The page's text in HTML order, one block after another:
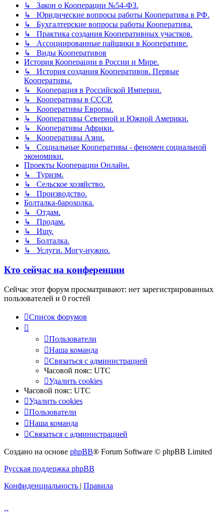
↳ Закон о Кооперации №54-ФЗ.
↳ Юридические вопросы работы Кооператива в РФ.
↳ Бухгалтерские вопросы работы Кооператива.
↳ Практика создания Кооперативных участков.
↳ Ассоциированные пайщики в Кооперативе.
↳ Виды Кооперативов
История Кооперации в России и Мире.
↳ История создания Кооперативов. Первые
Кооперативы.
↳ Кооперация в Российской Империи.
↳ Кооперативы в СССР.
↳ Кооперативы Европы.
↳ Кооперативы Северной и Южной Америки.
↳ Кооперативы Африки.
↳ Кооперативы Азии.
↳ Социальные Кооперативы - феномен социальной
экономики.
Проекты Кооперации Онлайн.
↳ Туризм.
↳ Сельское хозяйство.
↳ Производство.
Болталка-барохолка.
↳ Отдам.
↳ Продам.
↳ Ищу.
↳ Болталка.
↳ Услуги. Могу-нужно.
Кто сейчас на конференции
Сейчас этот форум просматривают: нет зарегистрированных
пользователей и 0 гостей
Список форумов
Пользователи
Наша команда
Связаться с администрацией
Часовой пояс: UTC
Удалить cookies
Часовой пояс: UTC
Удалить cookies
Пользователи
Наша команда
Связаться с администрацией
Создано на основе phpBB® Forum Software © phpBB Limited
Русская поддержка phpBB
Конфиденциальность | Правила